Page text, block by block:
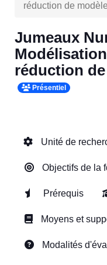
réduction de
Jumeaux
réduction
Présentiel
Unité de
Objectifs de la
Prérequis
Moyens et
Modalités